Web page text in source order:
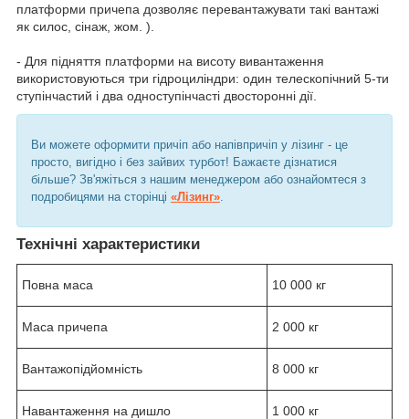
платформи причепа дозволяє перевантажувати такі вантажі
як силос, сінаж, жом. ).
- Для підняття платформи на висоту вивантаження
використовуються три гідроциліндри: один телескопічний 5-ти
ступінчастий і два одноступінчасті двосторонні дії.
Ви можете оформити причіп або напівпричіп у лізинг - це
просто, вигідно і без зайвих турбот! Бажаєте дізнатися
більше? Зв'яжіться з нашим менеджером або ознайомтеся з
подробицями на сторінці «Лізинг»
Технічні характеристики
Повна маса 10 000 кг
Маса причепа 2 000 кг
Вантажопідйомність 8 000 кг
Навантаження на дишло 1 000 кг